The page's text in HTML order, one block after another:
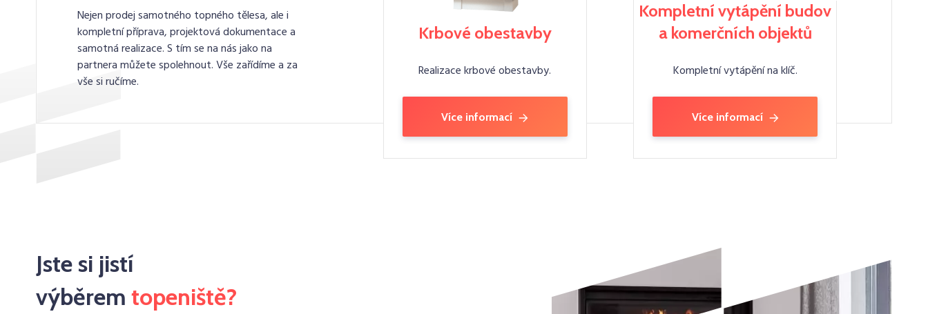
Nejen prodej samotného topného tělesa, ale i
kompletní příprava, projektová dokumentace a
samotná realizace. S tím se na nás jako na
partnera můžete spolehnout. Vše zařídíme a za
vše si ručíme.
Krbové obestavby
Realizace krbové obestavby.
Více informací
Kompletní vytápění budov
a komerčních objektů
Kompletní vytápění na klíč.
Více informací
Jste si jistí
výběrem topeniště?